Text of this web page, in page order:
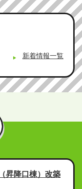
新着情報一覧
昇降口棟）改築